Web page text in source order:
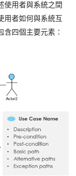
使用者與系統之間
用者如何與系統互
四個主要元素：